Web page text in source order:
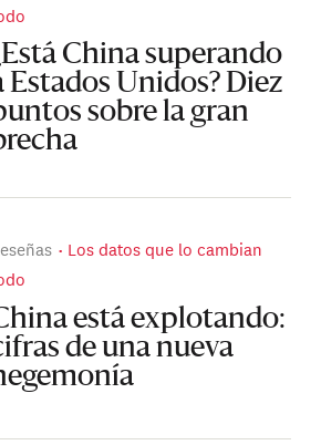
China superando
Estados Unidos? Diez
sobre la gran
Los datos que lo cambian
está explotando:
de una nueva